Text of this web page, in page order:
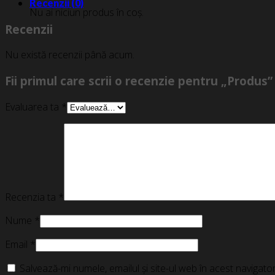
Nu ai niciun produs în coș.
Recenzii (0)
Recenzii
Nu există recenzii până acum.
Fii primul care scrii o recenzie pentru „Produs”
Evaluarea ta *
Recenzia ta *
Nume *
Email *
Salvează-mi numele, emailul și site-ul web în acest